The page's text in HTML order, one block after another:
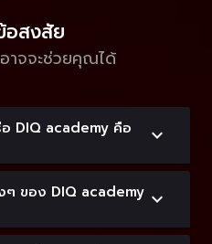
อสงสัย
าจจะช่วยคุณได้
DIQ academy คือ
ๆ ของ DIQ academy